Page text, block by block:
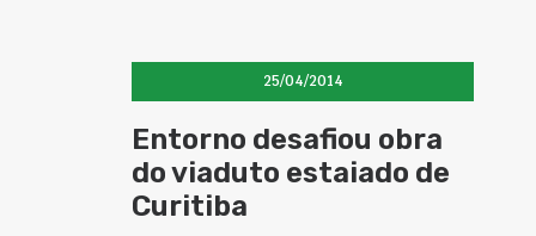
25/04/2014
Entorno desafiou obra
do viaduto estaiado de
Curitiba